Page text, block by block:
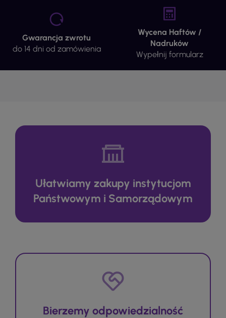
Gwarancja zwrotu
do 14 dni od zamówienia
Wycena Haftów /
Nadruków
Wypełnij formularz
Ułatwiamy zakupy instytucjom
Państwowym i Samorządowym
Bierzemy odpowiedzialność